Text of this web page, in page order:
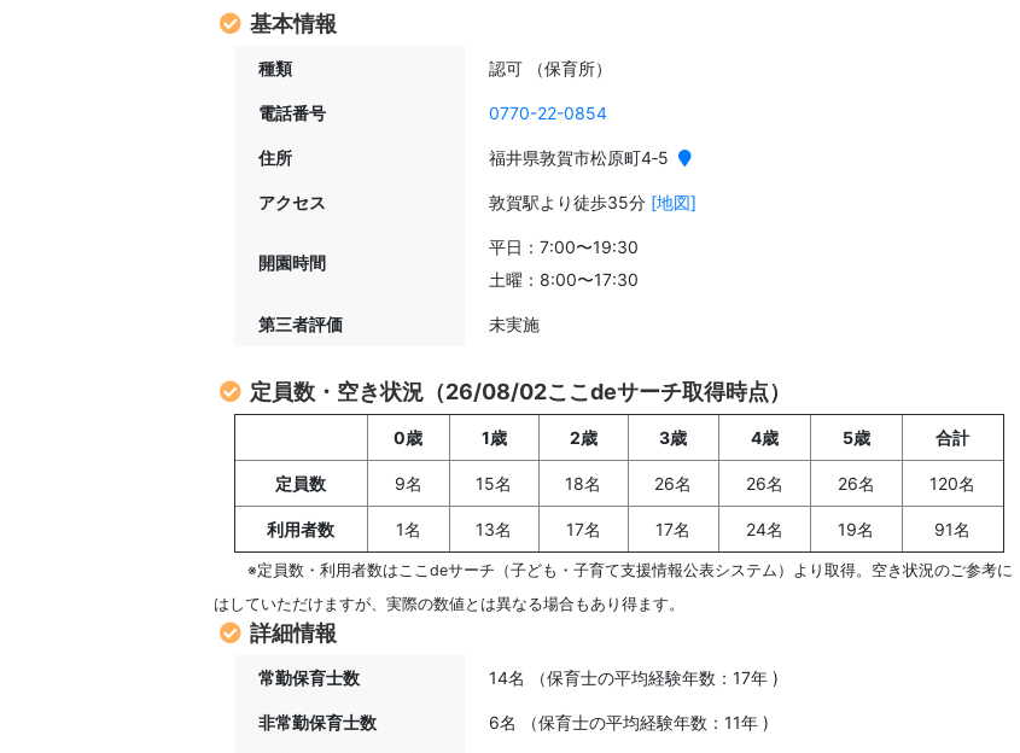
基本情報
種類 認可 （保育所）
電話番号 0770-22-0854
住所 福井県敦賀市松原町4‐5
アクセス 敦賀駅より徒歩35分 [地図]
開園時間
平日：7:00〜19:30
土曜：8:00〜17:30
第三者評価 未実施
定員数・空き状況（26/08/02ここdeサーチ取得時点）
0歳 1歳 2歳 3歳 4歳 5歳 合計
定員数 9名 15名 18名 26名 26名 26名 120名
利用者数 1名 13名 17名 17名 24名 19名 91名
※定員数・利用者数はここdeサーチ（子ども・子育て支援情報公表システム）より取得。空き状況のご参考に
はしていただけますが、実際の数値とは異なる場合もあり得ます。
詳細情報
常勤保育士数 14名 （保育士の平均経験年数：17年 )
非常勤保育士数 6名 （保育士の平均経験年数：11年 )